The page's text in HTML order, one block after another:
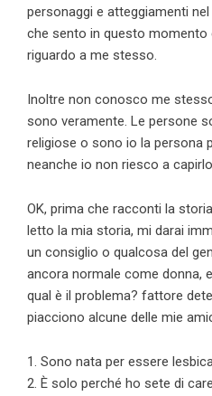
personaggi e atteggiamenti
che sento in questo momento
riguardo a me stesso.
Inoltre non conosco me
sono veramente. Le persone
religiose o sono io la persona
neanche io non riesco a
OK, prima che racconti la
letto la mia storia, mi darai
un consiglio o qualcosa del
ancora normale come donna,
qual è il problema? fattore
piacciono alcune delle mie
1. Sono nata per essere
2. È solo perché ho sete di